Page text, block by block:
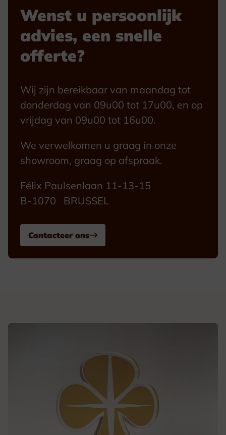
Wenst u persoonlijk
advies, een snelle
offerte?
Wij zijn bereikbaar van maandag tot
donderdag van 09u00 tot 17u00, en op
vrijdag van 09u00 tot 16u00.
We verwelkomen u graag in onze
showroom, graag op afspraak.
Félix Paulsenlaan 11-13-15
B-1070 BRUSSEL
Contacteer ons